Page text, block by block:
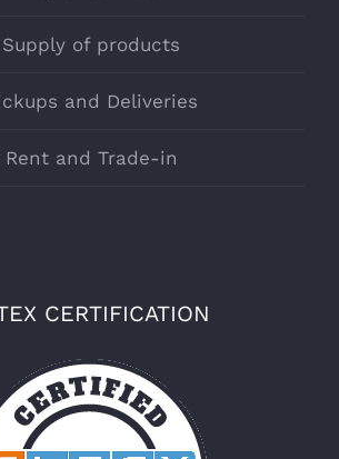
Supply of products
and Deliveries
Rent and Trade-in
CERTIFICATION